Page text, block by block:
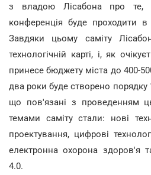
з владою Лісабона про те,
конференція буде проходити в
Завдяки цьому саміту
технологічній карті, і, як
принесе бюджету міста до 400-
два роки буде створено порядку
що пов'язані з проведенням
темами саміту стали: нові
проектування, цифрові
електронна охорона здоров'я
4.0.